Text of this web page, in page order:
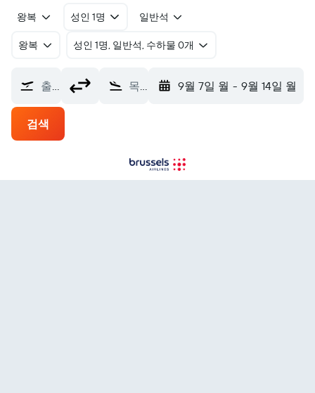
왕복 성인 1명 일반석
왕복 ​성인 1명, 일반석, 수하물 0개
출발지 목적지 9월 7일 월 - 9월 14일 월
검색